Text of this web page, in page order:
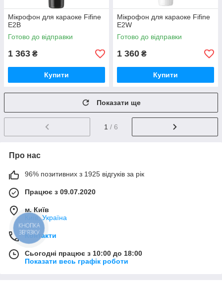
Мікрофон для караоке Fifine
E2B
Готово до відправки
1 363 ₴
Купити
Мікрофон для караоке Fifine
E2W
Готово до відправки
1 360 ₴
Купити
Показати ще
1 / 6
Про нас
96% позитивних з 1925 відгуків за рік
Працює з 09.07.2020
м. Київ
Київ, Україна
Контакти
Сьогодні працює з 10:00 до 18:00
Показати весь графік роботи
КНОПКА
ЗВ'ЯЗКУ